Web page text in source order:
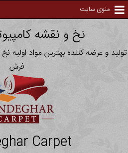
منوی سایت
نخ و نقشه
تولید و عرضه کننده بهترین مواد اولیه
فرش
Carpet